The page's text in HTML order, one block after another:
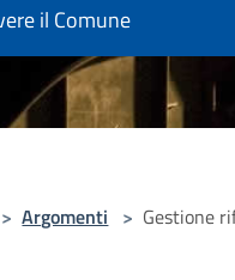
il Comune
> Argomenti > Gestione